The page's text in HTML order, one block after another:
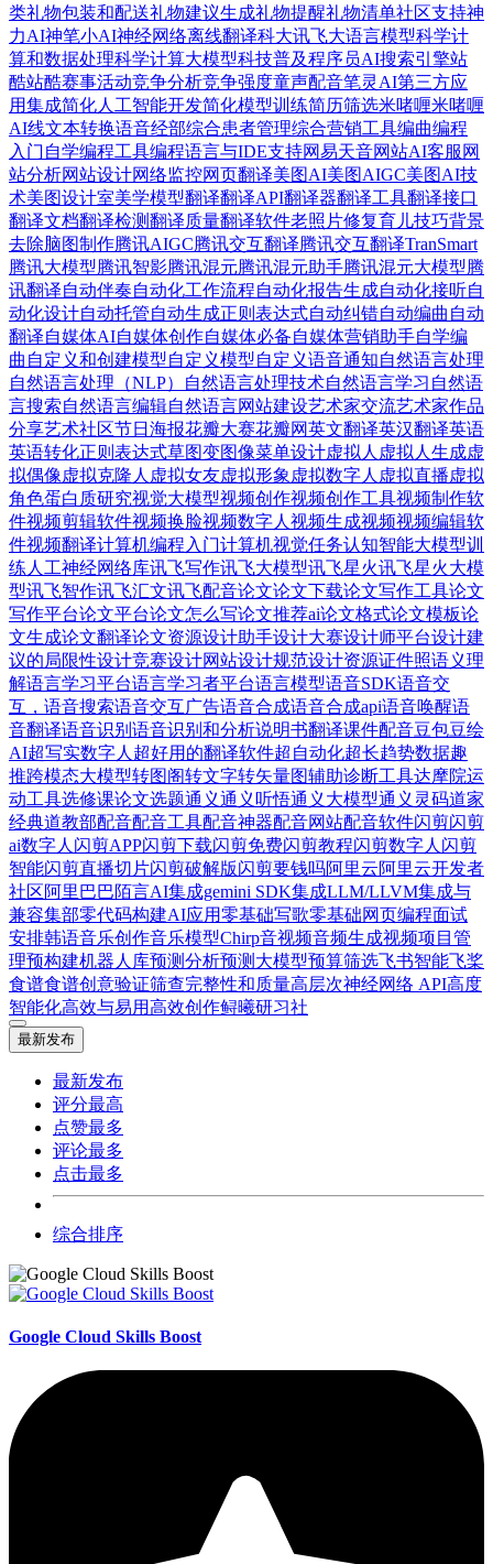
类礼物包装和配送礼物建议生成礼物提醒礼物清单社区支持神
力AI神笔小AI神经网络离线翻译科大讯飞大语言模型科学计
算和数据处理科学计算大模型科技普及程序员AI搜索引擎站
酷站酷赛事活动竞争分析竞争强度童声配音笔灵AI第三方应
用集成简化人工智能开发简化模型训练简历筛选米啫喱米啫喱
AI线文本转换语音经部综合患者管理综合营销工具编曲编程
入门自学编程工具编程语言与IDE支持网易天音网站AI客服 网
站分析网站设计网络监控网页翻译美图AI美图AIGC美图AI技
术美图设计室美学模型翻译翻译API翻译器翻译工具翻译接口
翻译文档翻译检测翻译质量翻译软件老照片修复育儿技巧背景
去除脑图制作腾讯AIGC腾讯交互翻译腾讯交互翻译TranSmart
腾讯大模型腾讯智影腾讯混元腾讯混元助手腾讯混元大模型腾
讯翻译自动伴奏自动化工作流程自动化报告生成自动化接听自
动化设计自动托管自动生成正则表达式自动纠错自动编曲 自动
翻译自媒体AI自媒体创作自媒体必备自媒体营销助手自学编
曲 自定义和创建模型自定义模型自定义语音通知自然语言处理
自然语言处理（NLP）
自然语言处理技术自然语言学习 自然语
言搜索自然语言编辑自然语言网站建设艺术家交流艺术家作品
分享艺术社区节日海报花瓣大赛花瓣网英文翻译英汉翻译英语
英语转化正则表达式草图变图像菜单设计虚拟人 虚拟人生成虚
拟偶像虚拟克隆人 虚拟女友虚拟形象 虚拟数字人 虚拟直播虚拟
角色蛋白质研究视觉大模型视频创作视频创作工具视频制作软
件视频剪辑软件视频换脸视频数字人 视频生成视频视频编辑软
件视频翻译计算机编程入门计算机视觉任务认知智能大模型训
练人工神经网络库讯飞写作讯飞大模型讯飞星火讯飞星火大模
型讯飞智作讯飞汇文讯飞配音论文论文下载论文写作工具论文
写作平台论文平台论文怎么写论文推荐ai论文格式论文模板论
文生成论文翻译论文资源设计助手设计大赛设计师平台设计建
议的局限性设计竞赛设计网站设计规范设计资源证件照语义理
解语言学习平台语言学习者平台语言模型语音SDK语音交
互，语音搜索语音交互广告语音合成语音合成api语音唤醒语
音翻译语音识别 语音识别和分析说明书翻译课件配音豆包豆绘
AI超写实数字人 超好用的翻译软件超自动化超长趋势数据趣
推跨模态大模型转图阁转文字转矢量图辅助诊断工具达摩院运
动工具选修课论文选题通义通义听悟通义大模型通义灵码道家
经典道教部配音配音工具配音神器配音网站配音软件闪剪闪剪
ai数字人 闪剪APP闪剪下载闪剪免费闪剪教程闪剪数字人 闪剪
智能闪剪直播切片闪剪破解版闪剪要钱吗阿里云阿里云开发者
社区阿里巴巴陌言AI集成gemini SDK集成LLM/LLVM集成与
兼容集部零代码构建AI应用零基础写歌零基础网页编程面试
安排韩语音乐创作音乐模型Chirp音视频音频生成视频项目管
理预构建机器人库预测分析预测大模型预算筛选飞书智能飞桨
食谱食谱创意验证筛查完整性和质量高层次神经网络 API高度
智能化高效与易用高效创作鲟曦研习社
最新发布
最新发布
评分最高
点赞最多
评论最多
点击最多
综合排序
Google Cloud Skills Boost